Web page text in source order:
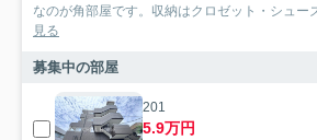
なのが角部屋です。収納はクロゼット・シュー
見る
募集中の部屋
201
5.9万円